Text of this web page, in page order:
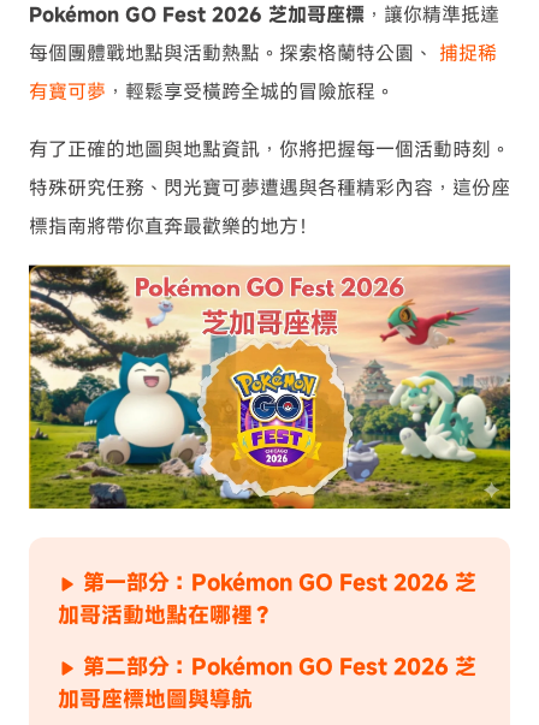
Pokémon GO Fest 2026 芝加哥座標 ，讓你精準抵達
每個團體戰地點與活動熱點。探索格蘭特公園、 捕捉稀
有寶可夢 ，輕鬆享受橫跨全城的冒險旅程。
有了正確的地圖與地點資訊，你將把握每一個活動時刻。
特殊研究任務、閃光寶可夢遭遇與各種精彩內容，這份座
標指南將帶你直奔最歡樂的地方！
第一部分：Pokémon GO Fest 2026 芝
加哥活動地點在哪裡？
第二部分：Pokémon GO Fest 2026 芝
加哥座標地圖與導航